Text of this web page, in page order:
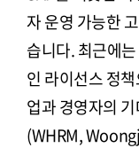
자 운영 가능한
습니다. 최근에
인 라이선스 정
업과 경영자의
(WHRM,